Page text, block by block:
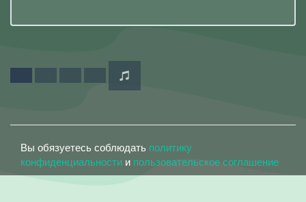
Вы обязуетесь соблюдать политику
конфиденциальности и пользовательское соглашение